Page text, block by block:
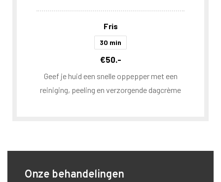
Fris
30 min
€50.-
Geef je huid een snelle oppepper met een
reiniging, peeling en verzorgende dagcrème
Onze behandelingen